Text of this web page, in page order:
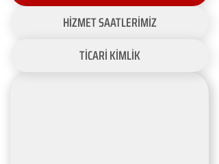
HİZMET SAATLERİMİZ
TİCARİ KİMLİK